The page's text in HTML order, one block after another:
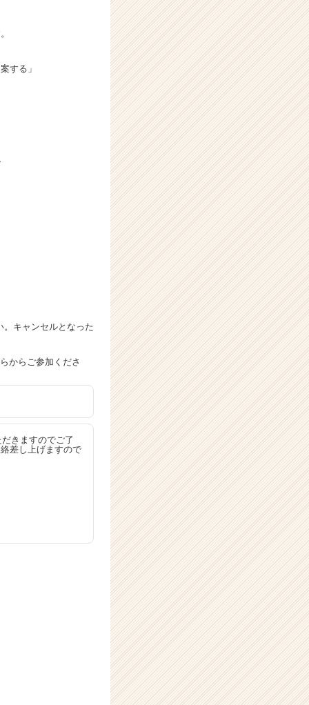
する」
キャンセルとなった
からご参加くださ
きますのでご了
差し上げますので